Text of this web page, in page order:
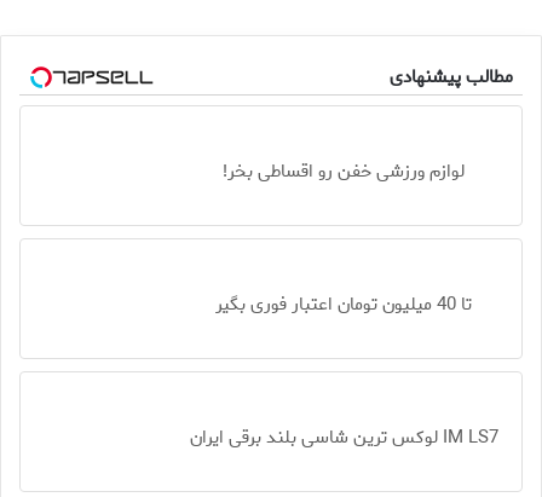
مطالب پیشنهادی
لوازم ورزشی خفن رو اقساطی بخر!
تا 40 میلیون تومان اعتبار فوری بگیر
IM LS7 لوکس ترین شاسی بلند برقی ایران